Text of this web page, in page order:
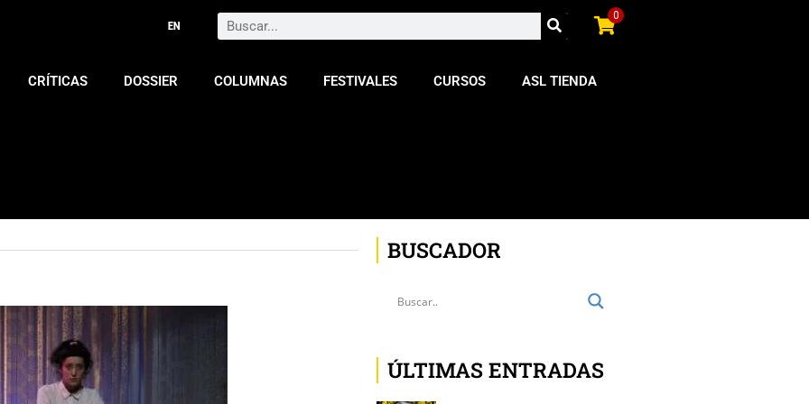
Search 0
CRÍTICAS DOSSIER COLUMNAS FESTIVALES CURSOS ASL TIENDA
BUSCADOR
ÚLTIMAS ENTRADAS